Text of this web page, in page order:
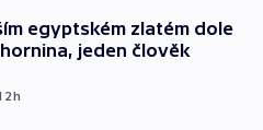
egyptském zlatém dole
jeden člověk
2h